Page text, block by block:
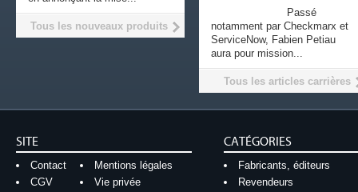
Passé
notamment par Checkmarx et
ServiceNow, Fabien Petiau
aura pour mission...
Tous les articles carrières
Tous les nouveaux produits
SITE
Contact
Mentions légales
CGV
Vie privée
CATÉGORIES
Fabricants, éditeurs
Revendeurs